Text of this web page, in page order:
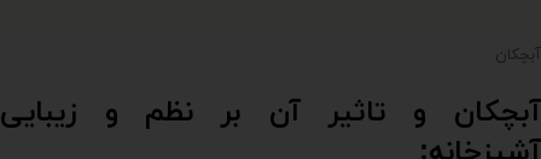
آبچکان
آبچکان و تاثیر آن بر نظم و زیبایی